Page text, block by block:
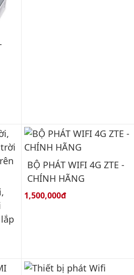
BỘ PHÁT WIFI 4G ZTE -
CHÍNH HÃNG
Giá bán:
1,500,000đ